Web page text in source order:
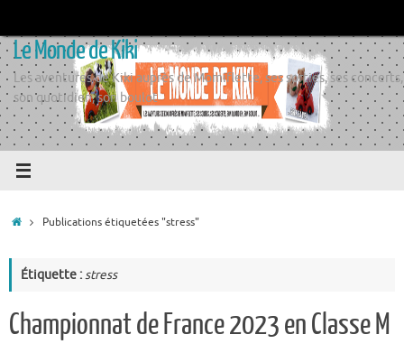
contenu
Le Monde de Kiki
Les aventures de Kiki auprès de Momiflette, ses sorties, ses concerts,
son quotidien, son boulot
AccueilPublications étiquetées "stress"
Étiquette :stress
Championnat de France 2023 en Classe M